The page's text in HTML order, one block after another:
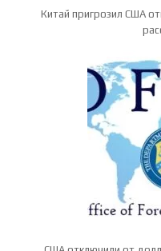
Китай пригрозил США